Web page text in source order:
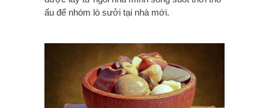
ấu để nhóm lò sưởi tại nhà mới.